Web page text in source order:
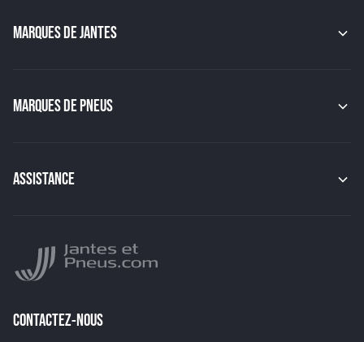
MARQUES DE JANTES
GMP
JAPAN RACING
BBS
MARQUES DE PNEUS
PIRELLI
HANKOOK
GOODYEAR
ASSISTANCE
Montage et démontage de vos pneus
Spécificités pour certains pneus
CONTACTEZ-NOUS